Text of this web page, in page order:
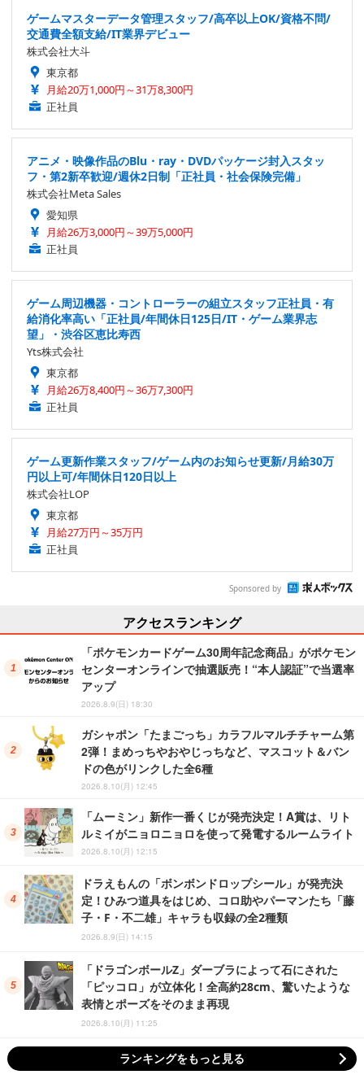
ゲームマスターデータ管理スタッフ/高卒以上OK/資格不問/
交通費全額支給/IT業界デビュー
株式会社大斗
東京都
月給20万1,000円～31万8,300円
正社員
アニメ・映像作品のBlu・ray・DVDパッケージ封入スタッ
フ・第2新卒歓迎/週休2日制「正社員・社会保険完備」
株式会社Meta Sales
愛知県
月給26万3,000円～39万5,000円
正社員
ゲーム周辺機器・コントローラーの組立スタッフ正社員・有
給消化率高い「正社員/年間休日125日/IT・ゲーム業界志
望」・渋谷区恵比寿西
Yts株式会社
東京都
月給26万8,400円～36万7,300円
正社員
ゲーム更新作業スタッフ/ゲーム内のお知らせ更新/月給30万
円以上可/年間休日120日以上
株式会社LOP
東京都
月給27万円～35万円
正社員
Sponsored by
アクセスランキング
「ポケモンカードゲーム30周年記念商品」がポケモン
センターオンラインで抽選販売！“本人認証”で当選率
アップ
2026.8.9(日) 18:30
ガシャポン「たまごっち」カラフルマルチチャーム第
2弾！まめっちやおやじっちなど、マスコット＆バン
ドの色がリンクした全6種
2026.8.10(月) 12:45
「ムーミン」新作一番くじが発売決定！A賞は、リト
ルミイがニョロニョロを使って発電するルームライト
2026.8.10(月) 12:15
ドラえもんの「ボンボンドロップシール」が発売決
定！ひみつ道具をはじめ、コロ助やパーマンたち「藤
子・F・不二雄」キャラも収録の全2種類
2026.8.9(日) 14:15
「ドラゴンボールZ」ダーブラによって石にされた
「ピッコロ」が立体化！全高約28cm、驚いたような
表情とポーズをそのまま再現
2026.8.10(月) 11:25
ランキングをもっと見る